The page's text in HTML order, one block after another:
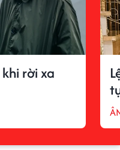
rời xa